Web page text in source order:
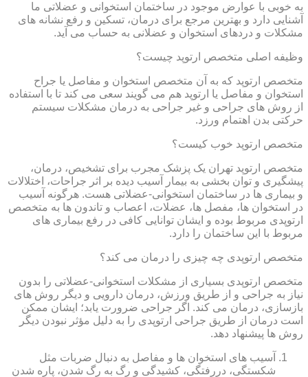
به خوبی با عوارض موجود در ساختمان استخوانی و عضلاتی ما
آشنایی دارد و بهترین مرجع برای درمان، تسکین و رفع نشانه های
مشکلات و دردهای استخوان و عضلانی به حساب می آید.
وظیفه اصلی متخصص ارتوپد چیست؟
متخصص ارتوپد که به آن متخصص استخوان و مفاصل یا جراح
استخوان و مفاصل یا ارتوپد هم می گویند سعی می کند تا با استفاده
از روش های جراحی و غیر جراحی به درمان مشکلات سیستم
حرکتی بدن اهتمام ورزد.
متخصص ارتوپد خوب کیست؟
متخصص ارتوپد تهران یک پزشک مجرب برای تشخیص، درمان،
پیشگیری و توان بخشی به بیمار آسیب دیده بر اثر جراحات، اختلالات
و بیماری ها در ساختمان استخوانی-عضلاتی هست. هرگونه آسیب
در استخوان ها، مفصل ها، عضلات، اعصاب و تاندون ها به متخصص
ارتوپدی مربوط بوده و ایشان توانایی کافی در رفع بیماری های
مربوط با این ساختمان را دارد.
متخصص ارتوپدی چه چیزی را درمان می کند؟
متخصص ارتوپدی بسیاری از مشکلات استخوانی-عضلاتی را بدون
نیاز به جراحی و از طریق ورزش، درمان دارویی و دیگر روش های
بازسازی، درمان می کند. اگر جراحی ضرورت یابد؛ ایشان ممکن
است درمان از طریق جراحی ارتوپدی را به دلیل مؤثر نبودن دیگر
روش ها پیشنهاد دهد.
آسیب های استخوان ها و مفاصل به دنبال ضربات مثل
شکستگی، دررفتگی، کشیدگی و رگ به رگ شدن، پاره شدن